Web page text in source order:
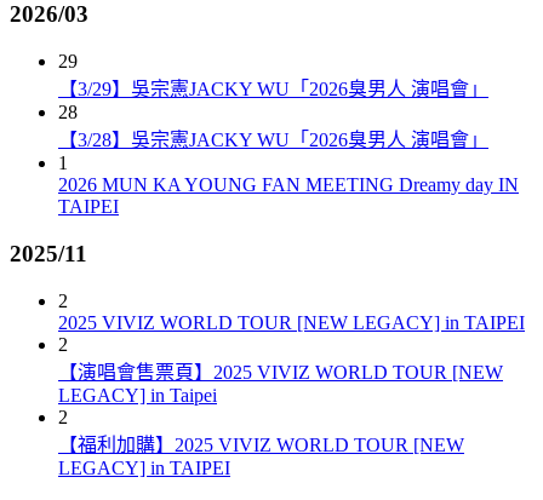
2026/03
29
【3/29】吳宗憲JACKY WU「2026臭男人 演唱會」
28
【3/28】吳宗憲JACKY WU「2026臭男人 演唱會」
1
2026 MUN KA YOUNG FAN MEETING Dreamy day IN
TAIPEI
2025/11
2
2025 VIVIZ WORLD TOUR [NEW LEGACY] in TAIPEI
2
【演唱會售票頁】2025 VIVIZ WORLD TOUR [NEW
LEGACY] in Taipei
2
【福利加購】2025 VIVIZ WORLD TOUR [NEW
LEGACY] in TAIPEI